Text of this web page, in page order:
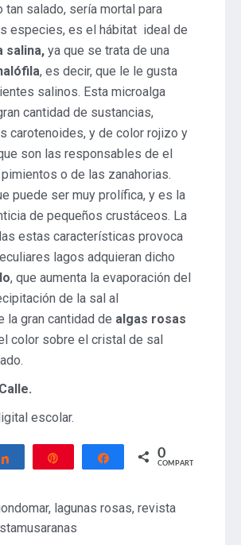
tan salado, sería mortal para
especies, es el hábitat ideal de
salina, ya que se trata de una
, es decir, que le le gusta
salinos. Esta microalga
cantidad de sustancias,
carotenoides, y de color rojizo y
son las responsables de el
o de las zanahorias.
puede ser muy prolífica, y es la
de pequeños crustáceos. La
estas características provoca
lagos adquieran dicho
, que aumenta la evaporación del
de la sal al
la gran cantidad de algas rosas
color sobre el cristal de sal
escolar.
Compartir Compartir
0
COMPARTIR
, lagunas rosas, revista